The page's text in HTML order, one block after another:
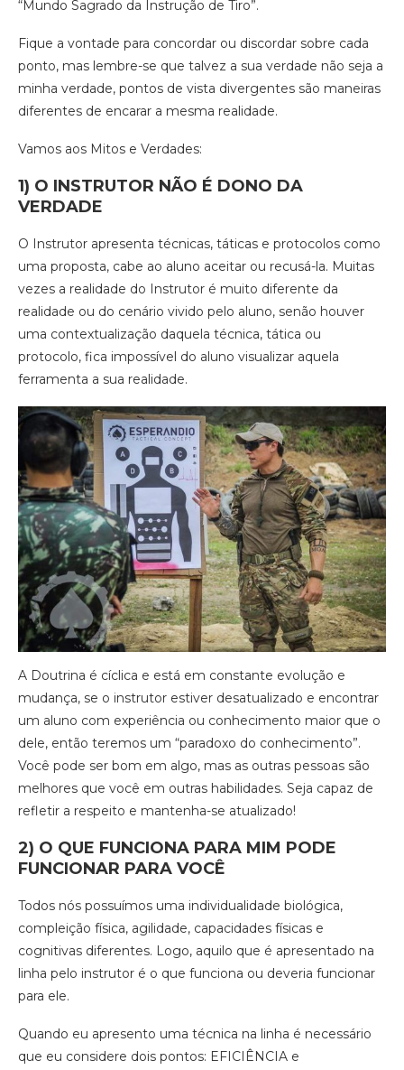
“Mundo Sagrado da Instrução de Tiro”.
Fique a vontade para concordar ou discordar sobre cada
ponto, mas lembre-se que talvez a sua verdade não seja a
minha verdade, pontos de vista divergentes são maneiras
diferentes de encarar a mesma realidade.
Vamos aos Mitos e Verdades:
1) O INSTRUTOR NÃO É DONO DA
VERDADE
O Instrutor apresenta técnicas, táticas e protocolos como
uma proposta, cabe ao aluno aceitar ou recusá-la. Muitas
vezes a realidade do Instrutor é muito diferente da
realidade ou do cenário vivido pelo aluno, senão houver
uma contextualização daquela técnica, tática ou
protocolo, fica impossível do aluno visualizar aquela
ferramenta a sua realidade.
A Doutrina é cíclica e está em constante evolução e
mudança, se o instrutor estiver desatualizado e encontrar
um aluno com experiência ou conhecimento maior que o
dele, então teremos um “paradoxo do conhecimento”.
Você pode ser bom em algo, mas as outras pessoas são
melhores que você em outras habilidades. Seja capaz de
refletir a respeito e mantenha-se atualizado!
2) O QUE FUNCIONA PARA MIM PODE
FUNCIONAR PARA VOCÊ
Todos nós possuímos uma individualidade biológica,
compleição física, agilidade, capacidades físicas e
cognitivas diferentes. Logo, aquilo que é apresentado na
linha pelo instrutor é o que funciona ou deveria funcionar
para ele.
Quando eu apresento uma técnica na linha é necessário
que eu considere dois pontos: EFICIÊNCIA e